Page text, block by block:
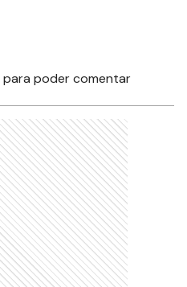
para poder comentar